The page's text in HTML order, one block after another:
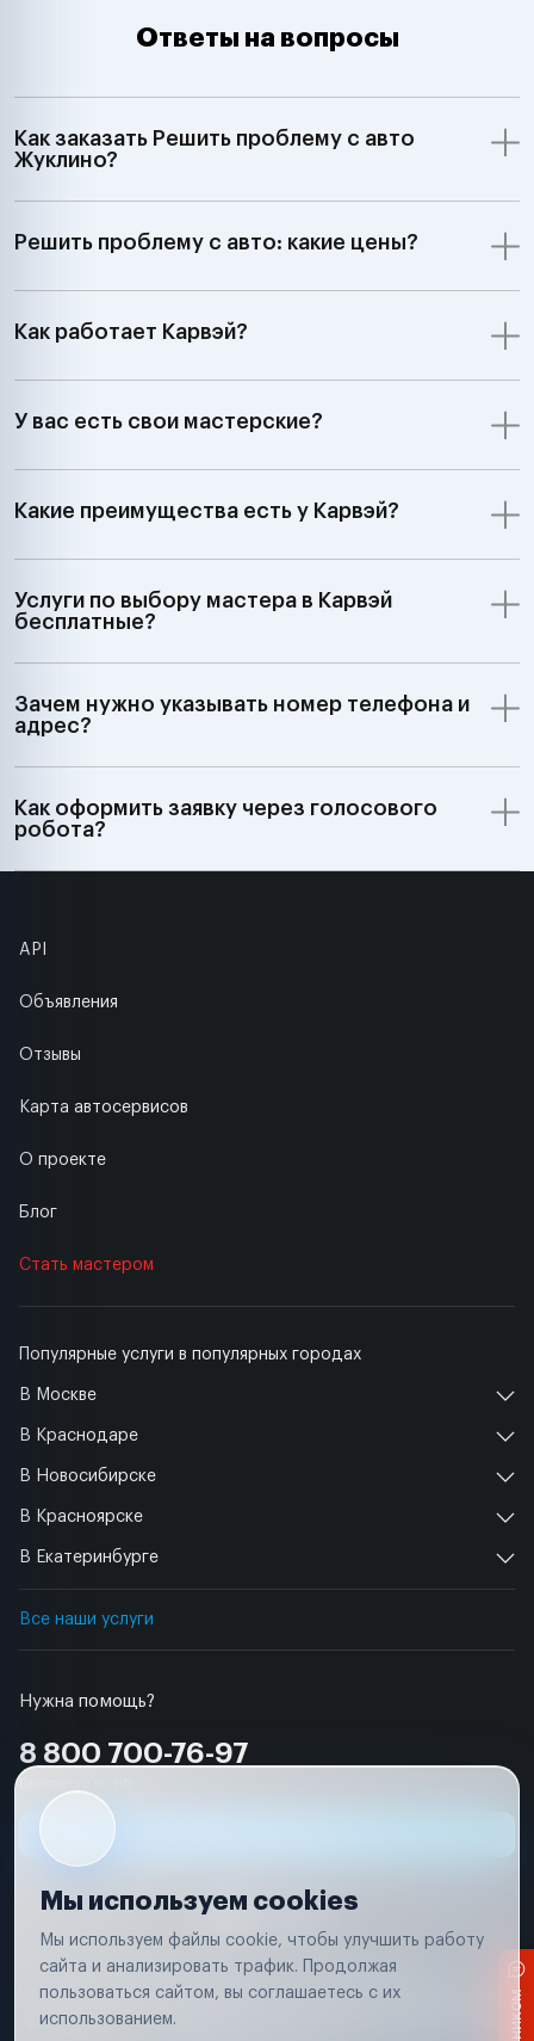
Ответы на вопросы
Как заказать Решить проблему с авто
Жуклино?
Решить проблему с авто: какие цены?
Как работает Карвэй?
У вас есть свои мастерские?
Какие преимущества есть у Карвэй?
Услуги по выбору мастера в Карвэй
бесплатные?
Зачем нужно указывать номер телефона и
адрес?
Как оформить заявку через голосового
робота?
Нужна помощь?
8 800 700-76-97
Популярные услуги в популярных городах
В Москве
В Краснодаре
В Новосибирске
В Красноярске
В Екатеринбурге
Все наши услуги
API
Объявления
Отзывы
Карта автосервисов
О проекте
Блог
Стать мастером
Условия использования
Удаление аккаунта
Вся информация, представленная на сайте, носит исключительно
соответствии с положениями статьи 437 (п. 2) Гражданского кодекса
Мы используем cookies
Мы используем файлы cookie, чтобы улучшить работу
сайта и анализировать трафик. Продолжая
пользоваться сайтом, вы соглашаетесь с их
использованием.